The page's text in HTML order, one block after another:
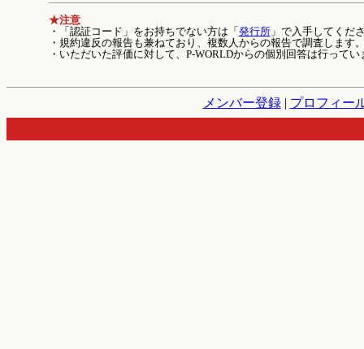
★注意
・「認証コード」をお持ちでない方は「 発行所」で入手してくだ
・規約違反の報告も兼ねており、複数人からの報告で調査します
・いただいた評価に対して、P-WORLDからの個別回答は行ってい
メンバー登録| プロフィー